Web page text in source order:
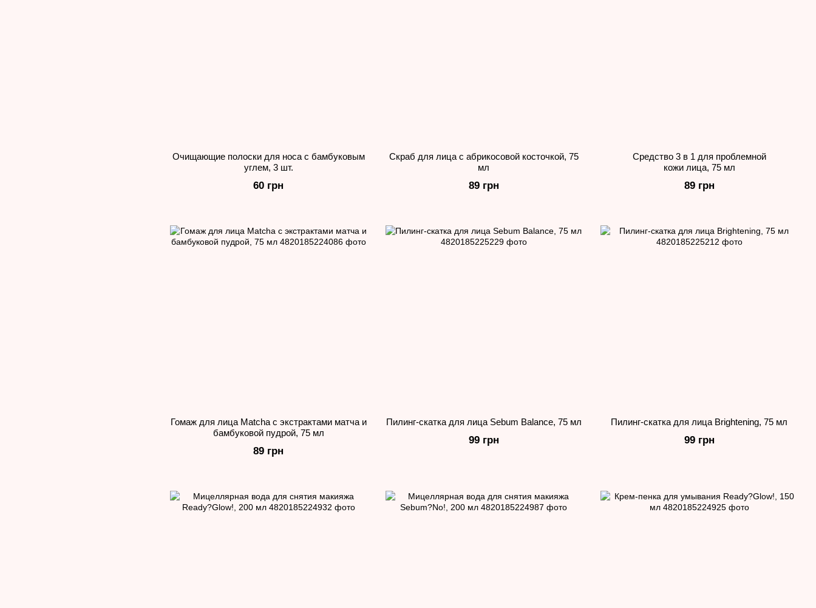
Очищающие полоски для носа с бамбуковым
углем, 3 шт.
60 грн
Скраб для лица с абрикосовой косточкой, 75
мл
89 грн
Средство 3 в 1 для проблемной
кожи лица, 75 мл
89 грн
Гомаж для лица Matcha с экстрактами матча и
бамбуковой пудрой, 75 мл
89 грн
Пилинг-скатка для лица Sebum Balance, 75 мл
99 грн
Пилинг-скатка для лица Brightening, 75 мл
99 грн